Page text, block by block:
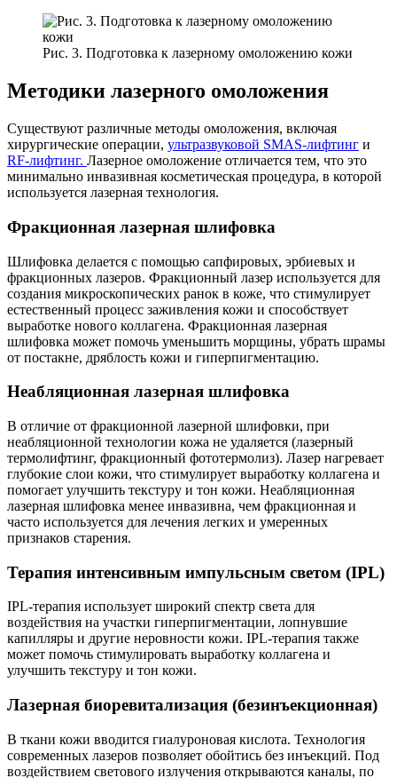
Рис. 3. Подготовка к лазерному омоложению кожи
Методики лазерного омоложения
Существуют различные методы омоложения, включая
хирургические операции, ультразвуковой SMAS-лифтинг и
RF-лифтинг. Лазерное омоложение отличается тем, что это
минимально инвазивная косметическая процедура, в которой
используется лазерная технология.
Фракционная лазерная шлифовка
Шлифовка делается с помощью сапфировых, эрбиевых и
фракционных лазеров. Фракционный лазер используется для
создания микроскопических ранок в коже, что стимулирует
естественный процесс заживления кожи и способствует
выработке нового коллагена. Фракционная лазерная
шлифовка может помочь уменьшить морщины, убрать шрамы
от постакне, дряблость кожи и гиперпигментацию.
Неабляционная лазерная шлифовка
В отличие от фракционной лазерной шлифовки, при
неабляционной технологии кожа не удаляется (лазерный
термолифтинг, фракционный фототермолиз). Лазер нагревает
глубокие слои кожи, что стимулирует выработку коллагена и
помогает улучшить текстуру и тон кожи. Неабляционная
лазерная шлифовка менее инвазивна, чем фракционная и
часто используется для лечения легких и умеренных
признаков старения.
Терапия интенсивным импульсным светом (IPL)
IPL-терапия использует широкий спектр света для
воздействия на участки гиперпигментации, лопнувшие
капилляры и другие неровности кожи. IPL-терапия также
может помочь стимулировать выработку коллагена и
улучшить текстуру и тон кожи.
Лазерная биоревитализация (безинъекционная)
В ткани кожи вводится гиалуроновая кислота. Технология
современных лазеров позволяет обойтись без инъекций. Под
воздействием светового излучения открываются каналы, по